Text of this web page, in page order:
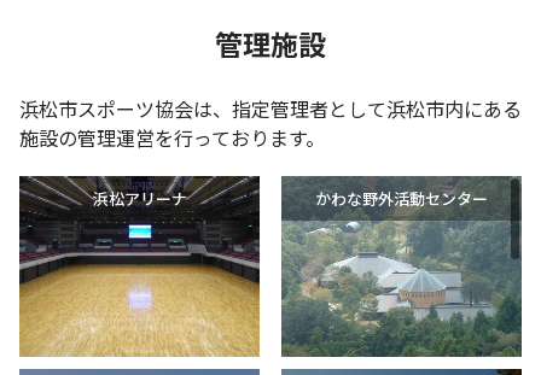
管理施設
浜松市スポーツ協会は、指定管理者として浜松市内にある
施設の管理運営を行っております。
浜松アリーナ かわな野外活動センター